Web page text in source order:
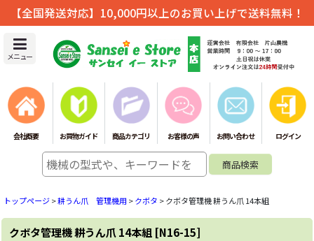
【全国発送対応】10,000円以上のお買い上げで送料無料！
メニュー
会社概要 お買物ガイド 商品カテゴリ お客様の声 お問い合わせ ログイン
トップページ>耕うん爪 管理機用 >クボタ >クボタ管理機 耕うん爪 14本組
クボタ管理機 耕うん爪 14本組 [N16-15]